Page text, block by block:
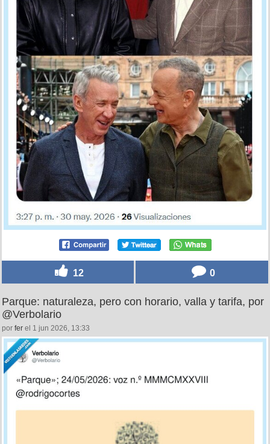
12 0
Parque: naturaleza, pero con horario, valla y tarifa, por
@Verbolario
por fer el 1 jun 2026, 13:33